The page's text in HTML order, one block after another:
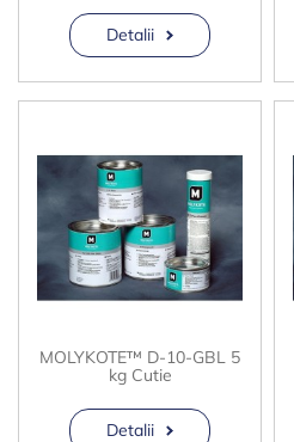
Detalii
MOLYKOTE™ D-10-GBL 5
kg Cutie
Detalii